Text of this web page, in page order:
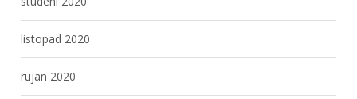
listopad 2020
rujan 2020